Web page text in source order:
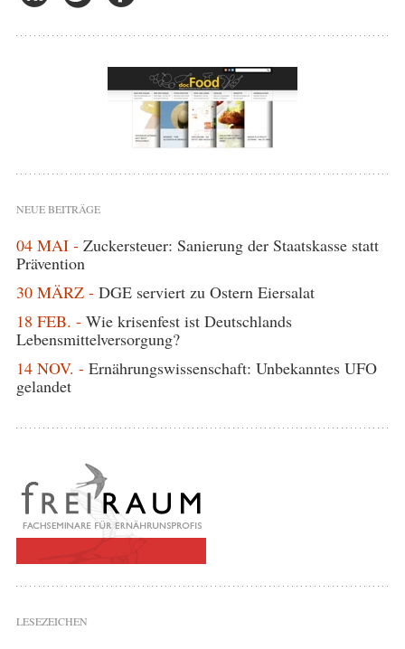
NEUE BEITRÄGE
04 MAI - Zuckersteuer: Sanierung der Staatskasse statt
Prävention
30 MÄRZ - DGE serviert zu Ostern Eiersalat
18 FEB. - Wie krisenfest ist Deutschlands
Lebensmittelversorgung?
14 NOV. - Ernährungswissenschaft: Unbekanntes UFO
gelandet
LESEZEICHEN